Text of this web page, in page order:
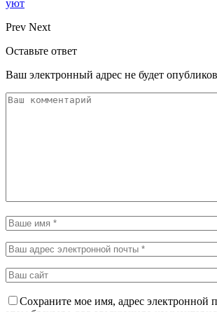
уют
Prev Next
Оставьте ответ
Ваш электронный адрес не будет
Сохраните мое имя, адрес электронной